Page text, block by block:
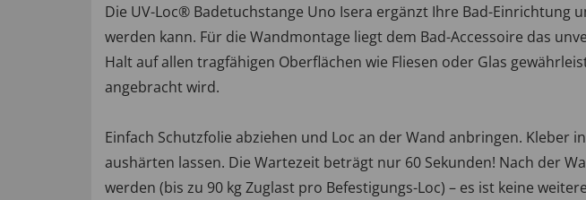
Die UV-Loc® Badetuchstange Uno Isera ergänzt Ihre Bad-
werden kann. Für die Wandmontage liegt dem Bad-Accessoire das
Halt auf allen tragfähigen Oberflächen wie Fliesen oder Glas
angebracht wird.
Einfach Schutzfolie abziehen und Loc an der Wand anbringen. Kleber
aushärten lassen. Die Wartezeit beträgt nur 60 Sekunden! Nach der
werden (bis zu 90 kg Zuglast pro Befestigungs-Loc) – es ist keine